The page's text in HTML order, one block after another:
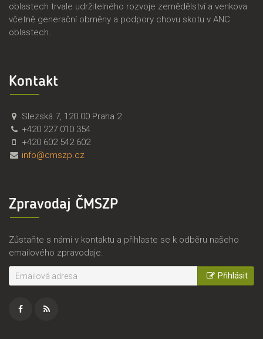
oblastech trvale udržitelného rozvoje zemědělství a venkova
včetně generační obměny a podpory chovu skotu v ANC
oblastech.
Kontakt
Č
M
S
Z
.
s
Č
e
s
k
r
a
s
k
s
Slezská 7, 120 00 Praha 2
+420 227 010 354
+420 602 542 602
info@cmszp.cz
Zpravodaj ČMSZP
Zůstaňte s námi v kontaktu a přihlaste se k odběru našeho
emailového zpravodaje.
Přihlásit